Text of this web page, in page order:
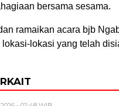
bersama sesama.
ramaikan acara bjb
lokasi-lokasi yang telah